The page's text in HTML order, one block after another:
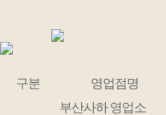
구분 영업점명
부산사하 영업소